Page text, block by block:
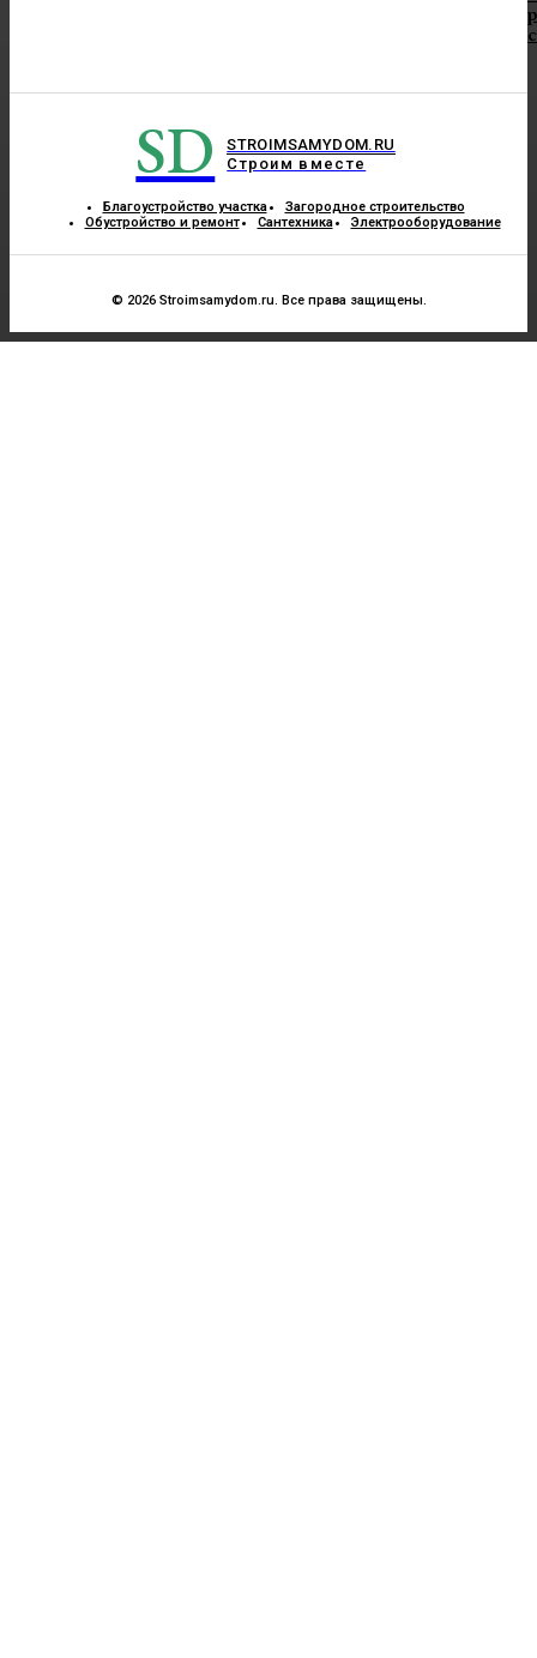
SD
STROIMSAMYDOM.RU
Строим вместе
Благоустройство участка
Загородное строительство
Обустройство и ремонт
Сантехника Электрооборудование
© 2026 Stroimsamydom.ru. Все права защищены.